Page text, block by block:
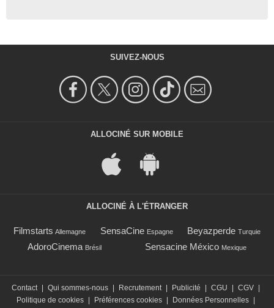
SUIVEZ-NOUS
ALLOCINÉ SUR MOBILE
ALLOCINÉ À L'ÉTRANGER
Filmstarts Allemagne SensaCine Espagne Beyazperde Turquie
AdoroCinema Brésil Sensacine México Mexique
Contact Qui sommes-nous Recrutement Publicité CGU CGV
Politique de cookies
Préférences cookies Données Personnelles